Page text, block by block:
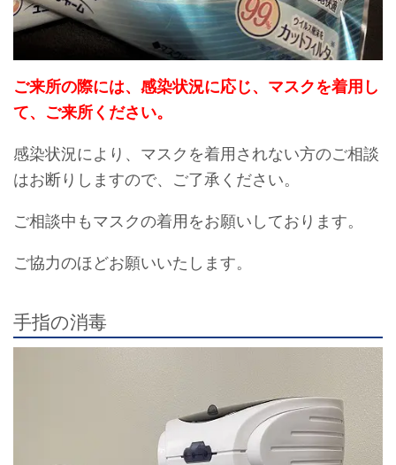
ご来所の際には、感染状況に応じ、マスクを着用し
て、ご来所ください。
感染状況により、マスクを着用されない方のご相談
はお断りしますので、ご了承ください。
ご相談中もマスクの着用をお願いしております。
ご協力のほどお願いいたします。
手指の消毒